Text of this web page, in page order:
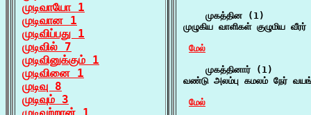
முடிவாயோ 1
முடிவான 1
முடிவிப்பது 1
முடிவில் 7
முடிவினுக்கும் 1
முடிவினை 1
முடிவு 8
முடிவும் 3
    முகத்தின (1)
முழுகிய வாளிகள் குழுமிய
மேல்
    முகத்தினார் (1)
வண்டு அலம்பு கமலம் நேர்
மேல்